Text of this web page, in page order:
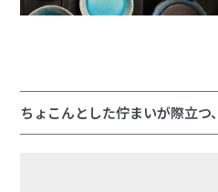
ちょこんとした佇まいが際立つ